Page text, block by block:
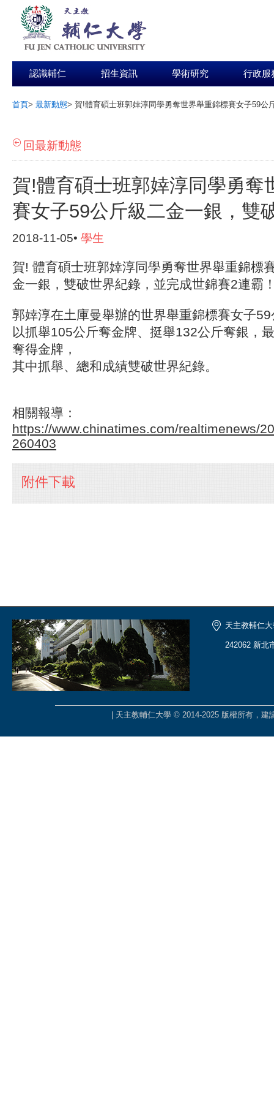
認識輔仁 招生資訊 學術研究 行政服
首頁> 最新動態> 賀!體育碩士班郭婞淳同學勇奪世界舉重錦標賽女子59公
回最新動態
賀!體育碩士班郭婞淳同學勇奪
賽女子59公斤級二金一銀，雙
2018-11-05• 學生
賀! 體育碩士班郭婞淳同學勇奪世界舉重錦標
金一銀，雙破世界紀錄，並完成世錦賽2連霸
郭婞淳在土庫曼舉辦的世界舉重錦標賽女子
以抓舉105公斤奪金牌、挺舉132公斤奪銀，
奪得金牌，
其中抓舉、總和成績雙破世界紀錄。
相關報導：
https://www.chinatimes.com/realtimenews/
260403
附件下載
天主教輔仁
242062 新北
| 天主教輔仁大學 © 2014-2025 版權所有，